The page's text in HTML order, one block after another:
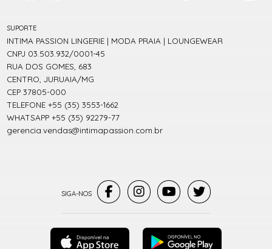
SUPORTE
INTIMA PASSION LINGERIE | MODA PRAIA | LOUNGEWEAR
CNPJ 03.503.932/0001-45
RUA DOS GOMES, 683
CENTRO, JURUAIA/MG
CEP 37805-000
TELEFONE +55 (35) 3553-1662
WHATSAPP +55 (35) 92279-77
gerencia.vendas@intimapassion.com.br